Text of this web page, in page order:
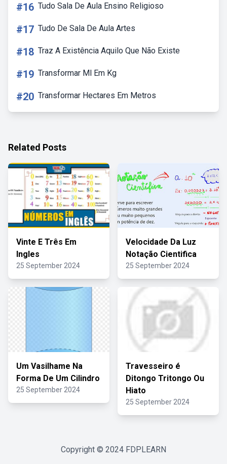
#16 Tudo Sala De Aula Ensino Religioso
#17 Tudo De Sala De Aula Artes
#18 Traz A Existência Aquilo Que Não Existe
#19 Transformar Ml Em Kg
#20 Transformar Hectares Em Metros
Related Posts
Vinte E Três Em
Ingles
25 September 2024
Velocidade Da Luz
Notação Cientifica
25 September 2024
Um Vasilhame Na
Forma De Um Cilindro
25 September 2024
Travesseiro é
Ditongo Tritongo Ou
Hiato
25 September 2024
Copyright © 2024 FDPLEARN